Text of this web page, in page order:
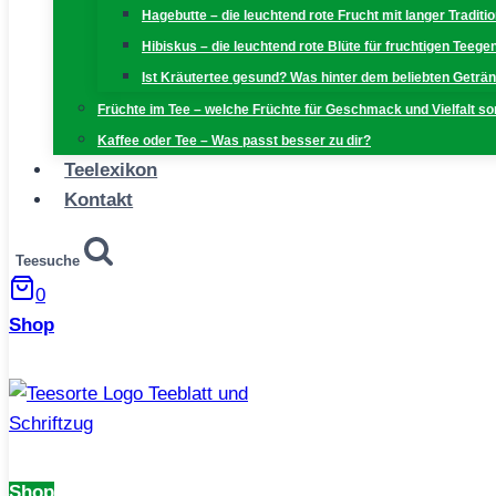
Hagebutte – die leuchtend rote Frucht mit langer
Hibiskus – die leuchtend rote Blüte für fruchtigen
Ist Kräutertee gesund? Was hinter dem beliebten
Früchte im Tee – welche Früchte für Geschmack und Vielfalt
Kaffee oder Tee – Was passt besser zu dir?
Teelexikon
Kontakt
Teesuche
0
Shop